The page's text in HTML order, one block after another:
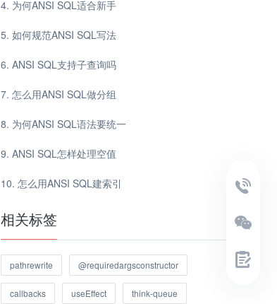
为何ANSI SQL适合新手
如何规范ANSI SQL写法
ANSI SQL支持子查询吗
怎么用ANSI SQL做分组
为何ANSI SQL语法要统一
ANSI SQL怎样处理空值
怎么用ANSI SQL建索引
相关标签
pathrewrite @requiredargsconstructor
callbacks useEffect think-queue